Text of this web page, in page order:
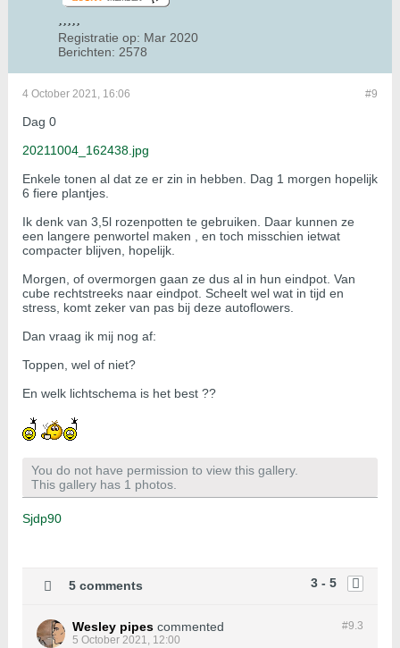
Registratie op: Mar 2020
Berichten: 2578
#9
4 October 2021, 16:06
Dag 0
20211004_162438.jpg
Enkele tonen al dat ze er zin in hebben. Dag 1 morgen hopelijk
6 fiere plantjes.
Ik denk van 3,5l rozenpotten te gebruiken. Daar kunnen ze
een langere penwortel maken , en toch misschien ietwat
compacter blijven, hopelijk.
Morgen, of overmorgen gaan ze dus al in hun eindpot. Van
cube rechtstreeks naar eindpot. Scheelt wel wat in tijd en
stress, komt zeker van pas bij deze autoflowers.
Dan vraag ik mij nog af:
Toppen, wel of niet?
En welk lichtschema is het best ??
You do not have permission to view this gallery.
This gallery has 1 photos.
Sjdp90
3 - 5
5 comments
#9.3
Wesley pipes commented
5 October 2021, 12:00